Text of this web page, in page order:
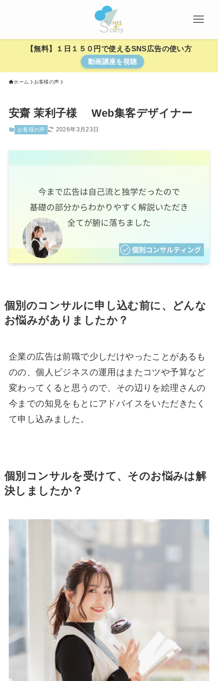
【無料】１日１５０円で使えるSNS広告の使い方
動画講座を視聴
ホーム お客様の声
安齋 茉利子様 Web集客デザイナー
お客様の声 2026年3月23日
個別のコンサルに申し込む前に、どんな
お悩みがありましたか？
企業の広告は前職で少しだけやったことがあるも
のの、個人ビジネスの運用はまたコツや予算など
変わってくると思うので、その辺りを絵理さんの
今までの知見をもとにアドバイスをいただきたく
て申し込みました。
個別コンサルを受けて、そのお悩みは解
決しましたか？